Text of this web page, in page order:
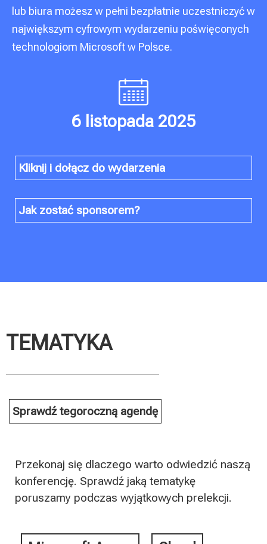
lub biura możesz w pełni bezpłatnie uczestniczyć w
największym cyfrowym wydarzeniu poświęconych
technologiom Microsoft w Polsce.
6 listopada 2025
Kliknij i dołącz do wydarzenia
Jak zostać sponsorem?
TEMATYKA
Sprawdź tegoroczną agendę
Przekonaj się dlaczego warto odwiedzić naszą
konferencję. Sprawdź jaką tematykę
poruszamy podczas wyjątkowych prelekcji.